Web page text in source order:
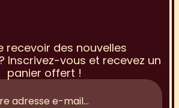
ewslette
recevoir des nouvelles
Inscrivez-vous et recevez un
panier offert !